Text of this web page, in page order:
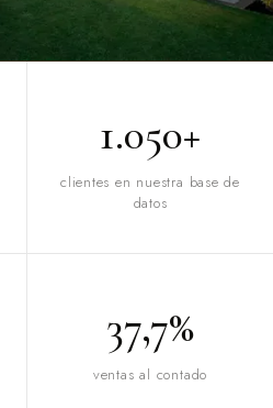
1.050+
clientes en nuestra base de
datos
37,7%
ventas al contado